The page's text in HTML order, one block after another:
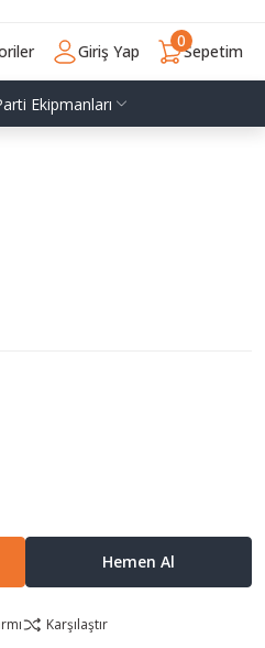
Giriş Yap Sepetim
0
Ekipmanları
Hemen Al
Karşılaştır